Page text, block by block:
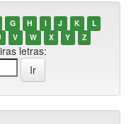
G H I J K
L
V W X Y Z
letras: